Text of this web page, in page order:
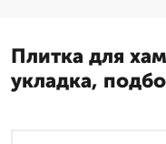
Плитка для
укладка,